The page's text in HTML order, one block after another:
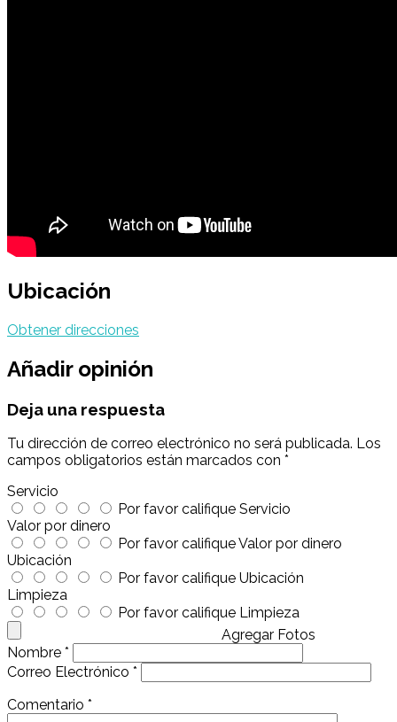
Ubicación
Obtener direcciones
Añadir opinión
Deja una respuesta
Tu dirección de correo electrónico no será publicada. Los
campos obligatorios están marcados con *
Servicio
Por favor califique Servicio
Valor por dinero
Por favor califique Valor por dinero
Ubicación
Por favor califique Ubicación
Limpieza
Por favor califique Limpieza
Agregar Fotos
Nombre *
Correo Electrónico *
Comentario *